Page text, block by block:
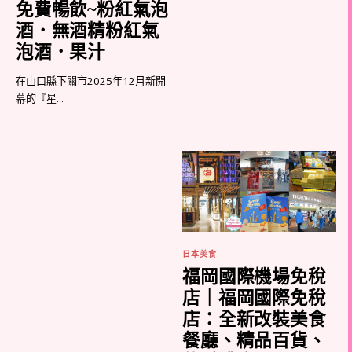
免費暢飲~粉紅氣泡
酒．無酒精粉紅氣
泡酒．果汁
在山口縣下關市2025年12月新開
幕的『星...
日本美食
福岡國際機場免稅
店｜福岡國際免稅
店：全新改裝美食
餐廳、精品百貨、